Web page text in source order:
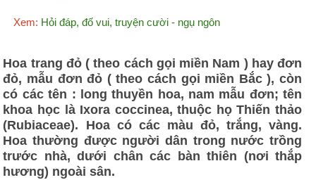
Xem: Hỏi đáp, đố vui, truyện cười - ngụ ngôn
Hoa trang đỏ ( theo cách gọi miền Nam ) hay đơn
đỏ, mẫu đơn đỏ ( theo cách gọi miền Bắc ), còn
có các tên : long thuyền hoa, nam mẫu đơn; tên
khoa học là Ixora coccinea, thuộc họ Thiến thảo
(Rubiaceae). Hoa có các màu đỏ, trắng, vàng.
Hoa thường được người dân trong nước trồng
trước nhà, dưới chân các bàn thiên (nơi thắp
hương) ngoài sân.